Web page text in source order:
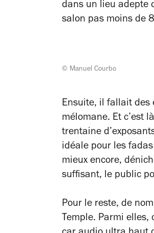
dans un lieu adepte
salon pas moins de
© Manuel Courbo
Ensuite, il fallait des
mélomane. Et c’est
trentaine
idéale pour les
mieux encore,
suffisant, le public
Pour le reste, de
Temple. Parmi